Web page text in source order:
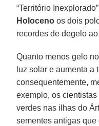
“Território
Holoceno os dois
recordes de degelo
Quanto menos gelo
luz solar e aumenta a
consequentemente,
exemplo, os
verdes nas ilhas do
sementes antigas